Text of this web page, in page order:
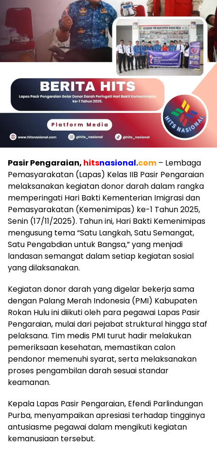
Pasir Pengaraian, hitsnasional.com – Lembaga
Pemasyarakatan (Lapas) Kelas IIB Pasir Pengaraian
melaksanakan kegiatan donor darah dalam rangka
memperingati Hari Bakti Kementerian Imigrasi dan
Pemasyarakatan (Kemenimipas) ke-1 Tahun 2025,
Senin (17/11/2025). Tahun ini, Hari Bakti Kemenimipas
mengusung tema “Satu Langkah, Satu Semangat,
Satu Pengabdian untuk Bangsa,” yang menjadi
landasan semangat dalam setiap kegiatan sosial
yang dilaksanakan.
Kegiatan donor darah yang digelar bekerja sama
dengan Palang Merah Indonesia (PMI) Kabupaten
Rokan Hulu ini diikuti oleh para pegawai Lapas Pasir
Pengaraian, mulai dari pejabat struktural hingga staf
pelaksana. Tim medis PMI turut hadir melakukan
pemeriksaan kesehatan, memastikan calon
pendonor memenuhi syarat, serta melaksanakan
proses pengambilan darah sesuai standar
keamanan.
Kepala Lapas Pasir Pengaraian, Efendi Parlindungan
Purba, menyampaikan apresiasi terhadap tingginya
antusiasme pegawai dalam mengikuti kegiatan
kemanusiaan tersebut.